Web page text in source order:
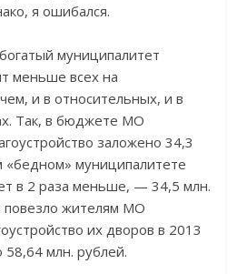
я ошибался.
муниципалитет
меньше всех на
и в относительных, и в
Так, в бюджете МО
заложено 34,3
«бедном» муниципалитете
в 2 раза меньше, — 34,5 млн.
повезло жителям МО
их дворов в 2013
58,64 млн. рублей.